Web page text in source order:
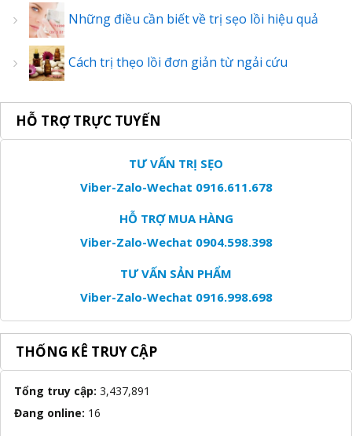
Những điều cần biết về trị sẹo lồi hiệu quả
Cách trị thẹo lồi đơn giản từ ngải cứu
HỖ TRỢ TRỰC TUYẾN
TƯ VẤN TRỊ SẸO
Viber-Zalo-Wechat 0916.611.678
HỖ TRỢ MUA HÀNG
Viber-Zalo-Wechat 0904.598.398
TƯ VẤN SẢN PHẨM
Viber-Zalo-Wechat 0916.998.698
THỐNG KÊ TRUY CẬP
Tổng truy cập: 3,437,891
Đang online: 16